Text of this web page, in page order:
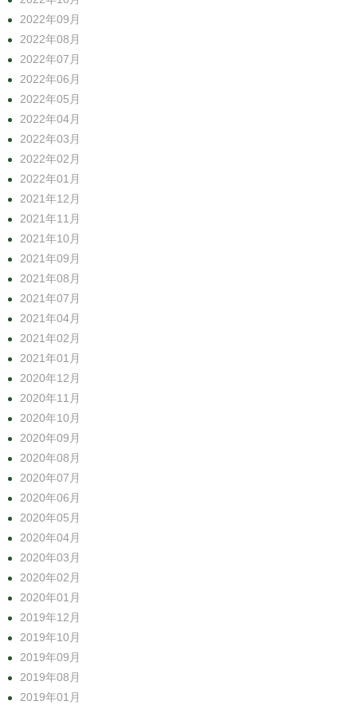
2022年09月
2022年08月
2022年07月
2022年06月
2022年05月
2022年04月
2022年03月
2022年02月
2022年01月
2021年12月
2021年11月
2021年10月
2021年09月
2021年08月
2021年07月
2021年04月
2021年02月
2021年01月
2020年12月
2020年11月
2020年10月
2020年09月
2020年08月
2020年07月
2020年06月
2020年05月
2020年04月
2020年03月
2020年02月
2020年01月
2019年12月
2019年10月
2019年09月
2019年08月
2019年01月